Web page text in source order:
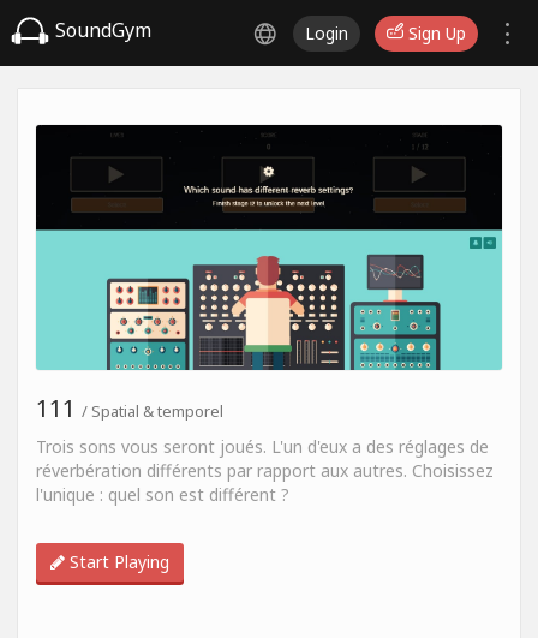
SoundGym Login Sign Up
111 / Spatial & temporel
Trois sons vous seront joués. L'un d'eux a des réglages de
réverbération différents par rapport aux autres. Choisissez
l'unique : quel son est différent ?
Start Playing